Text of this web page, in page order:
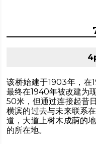
该桥始建于1903年，在
最终在1940年被改建为
50米，但通过连接起昔
横滨的过去与未来联系
道，大道上树木成荫的
的所在地。